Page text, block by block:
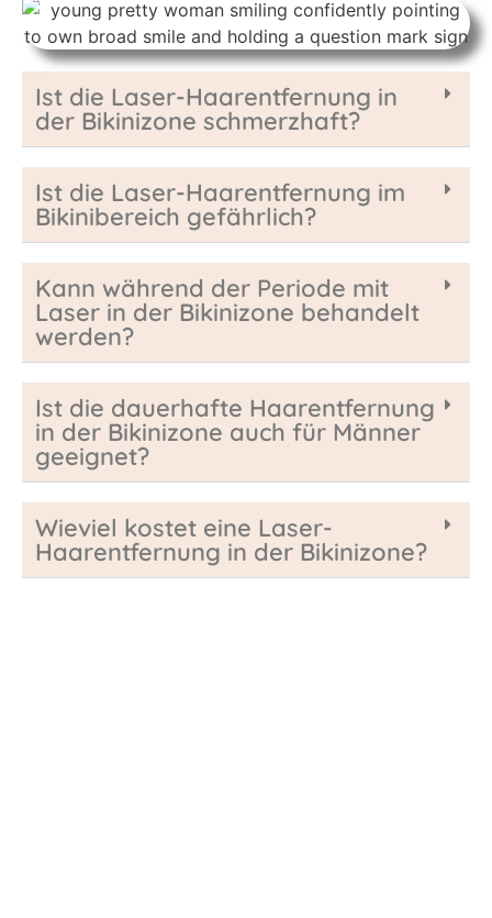
Ist die Laser-Haarentfernung in
der Bikinizone schmerzhaft?
Ist die Laser-Haarentfernung im
Bikinibereich gefährlich?
Kann während der Periode mit
Laser in der Bikinizone behandelt
werden?
Ist die dauerhafte Haarentfernung
in der Bikinizone auch für Männer
geeignet?
Wieviel kostet eine Laser-
Haarentfernung in der Bikinizone?